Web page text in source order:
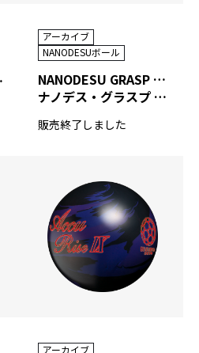
イ
アーカイブ
NANODESUボール
NANODESU GRASP TOUR EDITION
ナノデス・グラスプ ツアーエディション
販売終了しました
アーカイブ